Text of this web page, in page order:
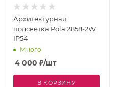
Архитектурная
подсветка Pola 2858-2W
IP54
Много
4 000 ₽/шт
В КОРЗИНУ